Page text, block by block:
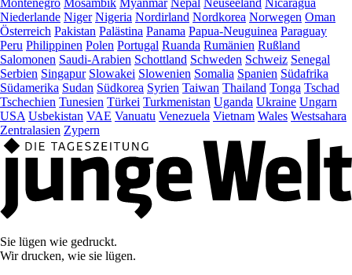
Niederlande Niger Nigeria Nordirland Nordkorea Norwegen Oman
Österreich Pakistan Palästina Panama Papua-Neuguinea Paraguay
Peru Philippinen Polen Portugal Ruanda Rumänien Rußland
Salomonen Saudi-Arabien Schottland Schweden Schweiz Senegal
Serbien Singapur Slowakei Slowenien Somalia Spanien Südafrika
Südamerika Sudan Südkorea Syrien Taiwan Thailand Tonga Tschad
Tschechien Tunesien Türkei Turkmenistan Uganda Ukraine Ungarn
USA Usbekistan VAE Vanuatu Venezuela Vietnam Wales Westsahara
Zentralasien Zypern
Sie lügen wie gedruckt.
Wir drucken, wie sie lügen.